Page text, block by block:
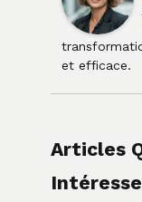
et efficace.
Articles